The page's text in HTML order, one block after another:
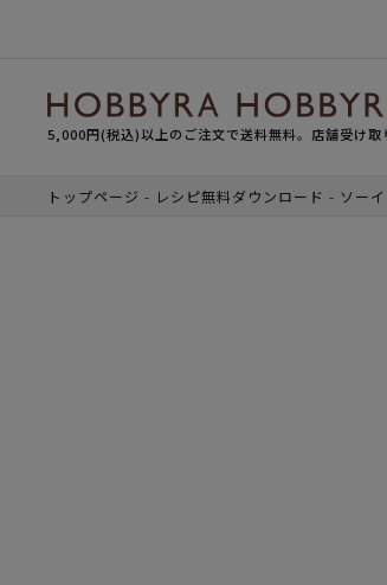
5,000円(税込)以上のご注文で送料無料。店舗受け取
トップページ レシピ無料ダウンロード ソー